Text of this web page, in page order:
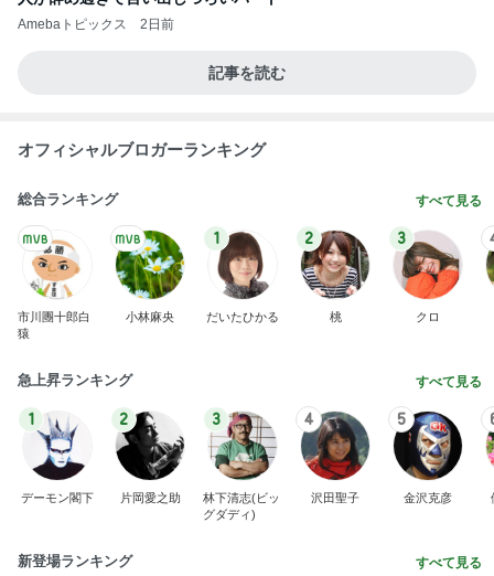
Amebaトピックス 2日前
記事を読む
オフィシャルブロガーランキング
総合ランキング すべて見る
市川團十郎白
猿
小林麻央
1
だいたひかる
2
桃
3
クロ
急上昇ランキング すべて見る
1
デーモン閣下
2
片岡愛之助
3
林下清志(ビッ
グダディ)
4
沢田聖子
5
金沢克彦
新登場ランキング すべて見る